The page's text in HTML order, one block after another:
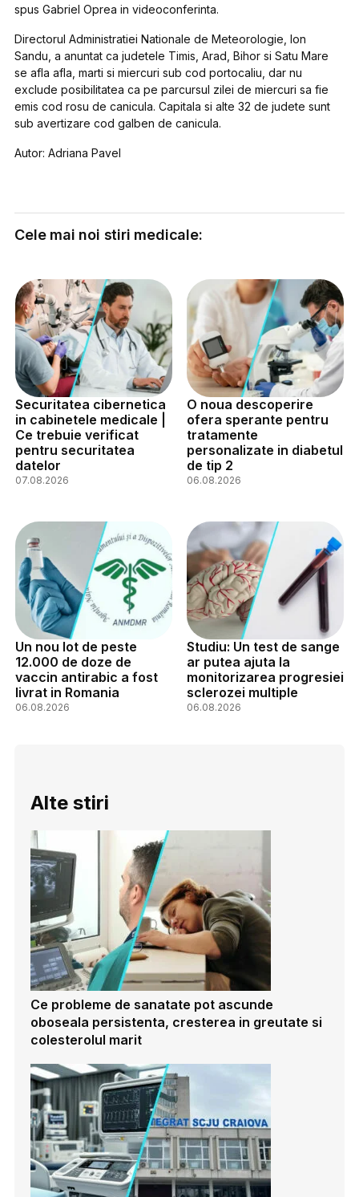
spus Gabriel Oprea in videoconferinta.
Directorul Administratiei Nationale de Meteorologie, Ion
Sandu, a anuntat ca judetele Timis, Arad, Bihor si Satu Mare
se afla afla, marti si miercuri sub cod portocaliu, dar nu
exclude posibilitatea ca pe parcursul zilei de miercuri sa fie
emis cod rosu de canicula. Capitala si alte 32 de judete sunt
sub avertizare cod galben de canicula.
Autor: Adriana Pavel
Cele mai noi stiri medicale:
Securitatea cibernetica
in cabinetele medicale |
Ce trebuie verificat
pentru securitatea
datelor
07.08.2026
O noua descoperire
ofera sperante pentru
tratamente
personalizate in diabetul
de tip 2
06.08.2026
Un nou lot de peste
12.000 de doze de
vaccin antirabic a fost
livrat in Romania
06.08.2026
Studiu: Un test de sange
ar putea ajuta la
monitorizarea progresiei
sclerozei multiple
06.08.2026
Alte stiri
Ce probleme de sanatate pot ascunde
oboseala persistenta, cresterea in greutate si
colesterolul marit